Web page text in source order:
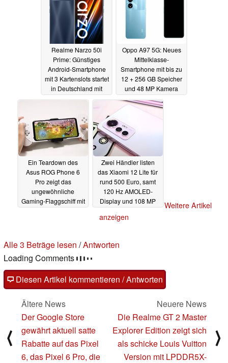
Realme Narzo 50i
Prime: Günstiges
Android-Smartphone
mit 3 Kartenslots startet
in Deutschland mit
06.07.2022
Oppo A97 5G: Neues
Mittelklasse-
Smartphone mit bis zu
12 + 256 GB Speicher
und 48 MP Kamera
06.07.2022
Ein Teardown des
Asus ROG Phone 6
Pro zeigt das
ungewöhnliche
Gaming-Flaggschiff mit
Zwei Händler listen
das Xiaomi 12 Lite für
rund 500 Euro, samt
120 Hz AMOLED-
Display und 108 MP
Weitere Artikel
anzeigen
Alle 3 Beträge lesen /Antworten
Loading Comments
Diesen Artikel kommentieren / Antworten
⟨
Ältere News
Der Google Store
gewährt aktuell satte
Rabatte auf das Pixel
6, das Pixel 6 Pro, die
Neuere News
Die Realme GT 2 Master
Explorer Edition zeigt sich
als schicke Louis Vuitton
Version mit LPDDR5X-
⟩